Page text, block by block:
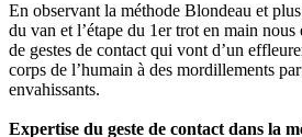
En observant la méthode Blondeau et
du van et l’étape du 1er trot en main
de gestes de contact qui vont d’un
corps de l’humain à des mordillements
envahissants.
Expertise du geste de contact dans la